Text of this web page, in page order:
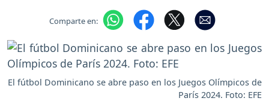
Comparte en:
El fútbol Dominicano se abre paso en los Juegos Olímpicos de
París 2024. Foto: EFE